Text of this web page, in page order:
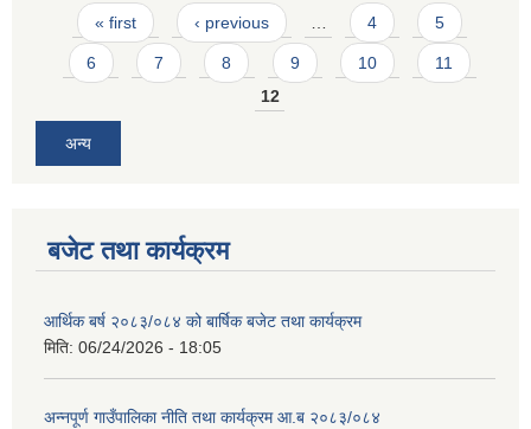
Pages
« first ‹ previous 4 5
6 7 8 9 10
11
12
अन्य
बजेट तथा कार्यक्रम
आर्थिक बर्ष २०८३/०८४ को बार्षिक बजेट तथा कार्यक्रम
मिति: 06/24/2026 - 18:05
अन्नपूर्ण गाउँपालिका नीति तथा कार्यक्रम आ.ब २०८३/०८४